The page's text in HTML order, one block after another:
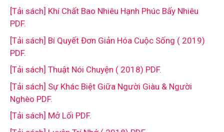
[Tải sách] Khí Chất Bao Nhiêu Hạnh Phúc Bấy Nhiêu
PDF.
[Tải sách] Bí Quyết Đơn Giản Hóa Cuộc Sống ( 2019)
PDF.
[Tải sách] Thuật Nói Chuyện ( 2018) PDF.
[Tải sách] Sự Khác Biệt Giữa Người Giàu & Người
Nghèo PDF.
[Tải sách] Mở Lối PDF.